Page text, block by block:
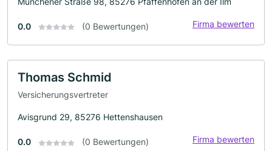
0.0 (0 Bewertungen) Firma bewerten
Thomas Schmid
Versicherungsvertreter
Avisgrund 29, 85276 Hettenshausen
0.0 (0 Bewertungen) Firma bewerten